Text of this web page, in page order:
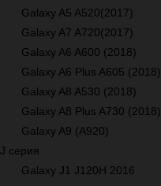
Galaxy A5 A520(2017)
Galaxy A7 A720(2017)
Galaxy A6 A600 (2018)
Galaxy A6 Plus A605 (2018)
Galaxy A8 A530 (2018)
Galaxy A8 Plus A730 (2018)
Galaxy A9 (A920)
J серия
Galaxy J1 J120H 2016